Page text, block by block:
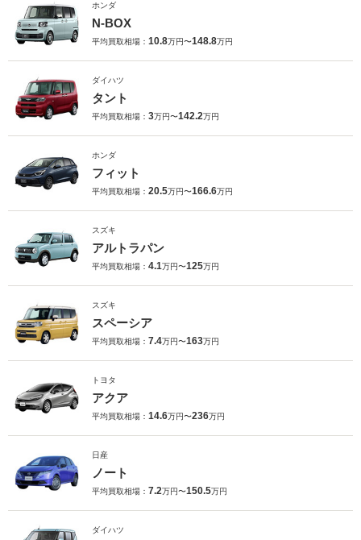
ホンダ
N-BOX
平均買取相場： 10.8万円〜148.8万円
ダイハツ
タント
平均買取相場： 3万円〜142.2万円
ホンダ
フィット
平均買取相場： 20.5万円〜166.6万円
スズキ
アルトラパン
平均買取相場： 4.1万円〜125万円
スズキ
スペーシア
平均買取相場： 7.4万円〜163万円
トヨタ
アクア
平均買取相場： 14.6万円〜236万円
日産
ノート
平均買取相場： 7.2万円〜150.5万円
ダイハツ